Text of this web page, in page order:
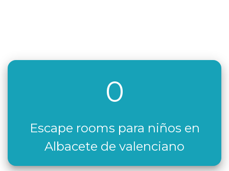
0
Escape rooms para niños en
Albacete de valenciano